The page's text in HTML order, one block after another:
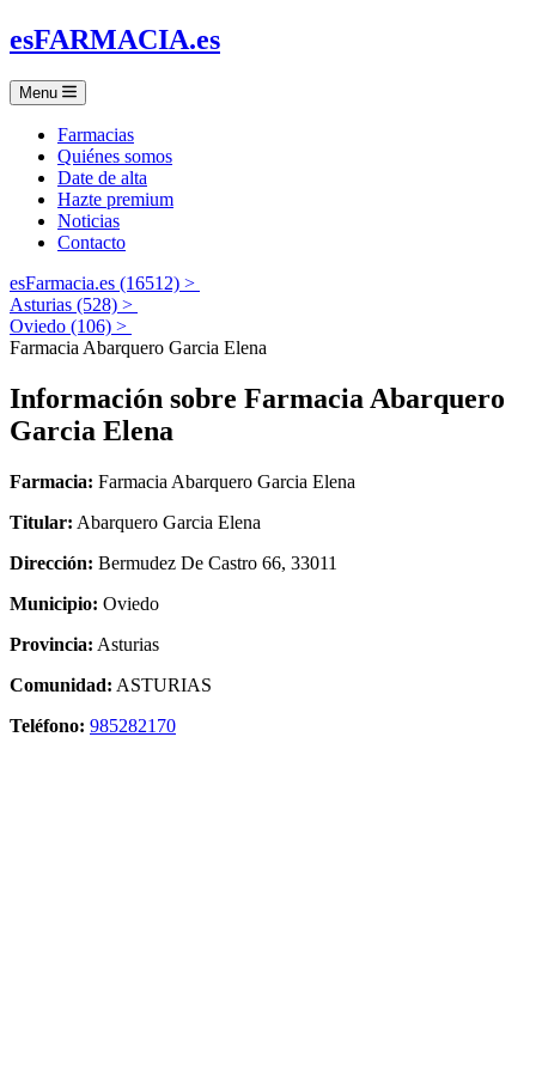
esFARMACIA.es
Menu
Farmacias
Quiénes somos
Date de alta
Hazte premium
Noticias
Contacto
esFarmacia.es (16512) >
Asturias (528) >
Oviedo (106) >
Farmacia Abarquero Garcia Elena
Información sobre Farmacia Abarquero
Garcia Elena
Farmacia: Farmacia Abarquero Garcia Elena
Titular: Abarquero Garcia Elena
Dirección: Bermudez De Castro 66, 33011
Municipio: Oviedo
Provincia: Asturias
Comunidad: ASTURIAS
Teléfono: 985282170